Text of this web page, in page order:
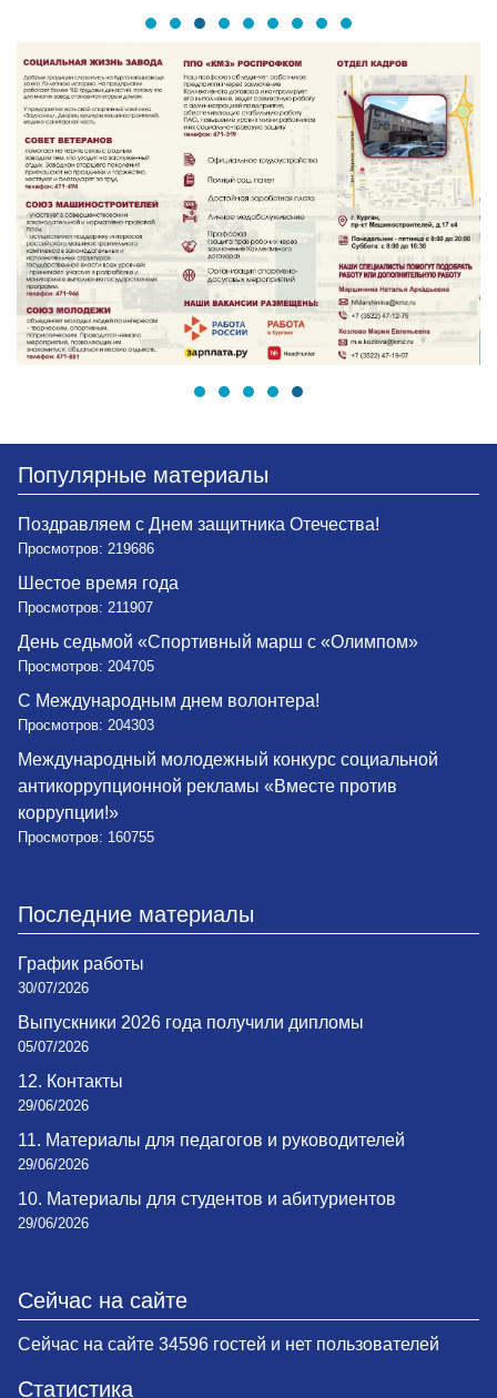
Популярные материалы
Поздравляем с Днем защитника Отечества!
Просмотров: 219686
Шестое время года
Просмотров: 211907
День седьмой «Спортивный марш с «Олимпом»
Просмотров: 204705
С Международным днем волонтера!
Просмотров: 204303
Международный молодежный конкурс социальной
антикоррупционной рекламы «Вместе против
коррупции!»
Просмотров: 160755
Последние материалы
График работы
30/07/2026
Выпускники 2026 года получили дипломы
05/07/2026
12. Контакты
29/06/2026
11. Материалы для педагогов и руководителей
29/06/2026
10. Материалы для студентов и абитуриентов
29/06/2026
Сейчас на сайте
Сейчас на сайте 34596 гостей и нет пользователей
Статистика